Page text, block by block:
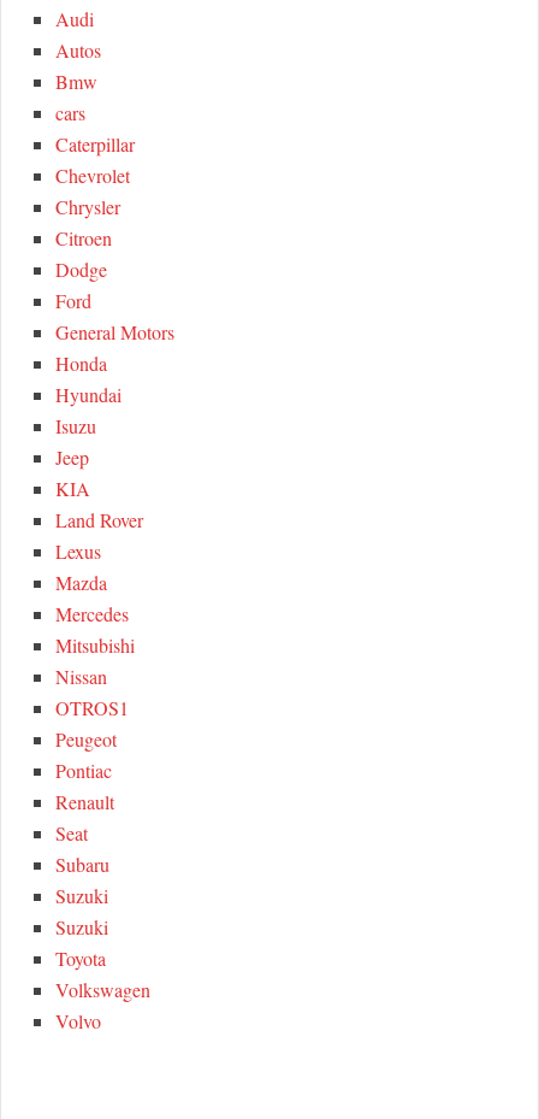
Audi
Autos
Bmw
cars
Caterpillar
Chevrolet
Chrysler
Citroen
Dodge
Ford
General Motors
Honda
Hyundai
Isuzu
Jeep
KIA
Land Rover
Lexus
Mazda
Mercedes
Mitsubishi
Nissan
OTROS1
Peugeot
Pontiac
Renault
Seat
Subaru
Suzuki
Suzuki
Toyota
Volkswagen
Volvo